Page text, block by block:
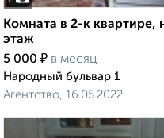
Комната в 2-к квартире,
этаж
5 000 ₽ в месяц
Народный бульвар 1
Агентство, 16.05.2022